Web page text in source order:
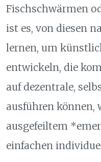
Fischschwärmen
ist es, von diesen
lernen, um
entwickeln, die
auf dezentrale,
ausführen können,
ausgefeiltem
einfachen